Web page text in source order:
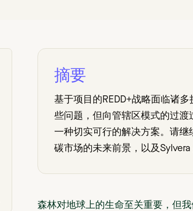
摘要
基于项目的REDD+战略面临诸
些问题，但向管辖区模式的过渡
一种切实可行的解决方案。请继
碳市场的未来前景，以及Sylvera
森林对地球上的生命至关重要，但